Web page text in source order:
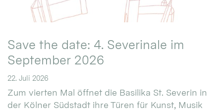
Save the date: 4. Severinale im
September 2026
22. Juli 2026
Zum vierten Mal öffnet die Basilika St. Severin in
der Kölner Südstadt ihre Türen für Kunst, Musik